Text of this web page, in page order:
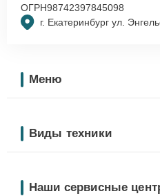
г. Екатеринбург ул.
ОГРН98742397845098
Меню
Виды техники
Наши сервисные